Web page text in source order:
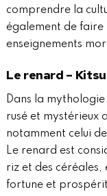
comprendre la
également de faire
enseignements
Le renard –
Dans la
rusé et mystérieux
notamment celui
Le renard est
riz et des
fortune et